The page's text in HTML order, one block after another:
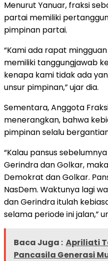
Menurut Yanuar, fraksi
partai memiliki
pimpinan partai.
“Kami ada rapat
memiliki tanggungjawab
kenapa kami tidak ada
unsur pimpinan,” ujar dia.
Sementara, Anggota
menerangkan, bahwa
pimpinan selalu
“Kalau pansus
Gerindra dan Golkar,
Demokrat dan Golkar.
NasDem. Waktunya lagi
dan Gerindra itulah
selama periode ini jalan,”
Baca Juga : Apriliati
Pancasila Generasi